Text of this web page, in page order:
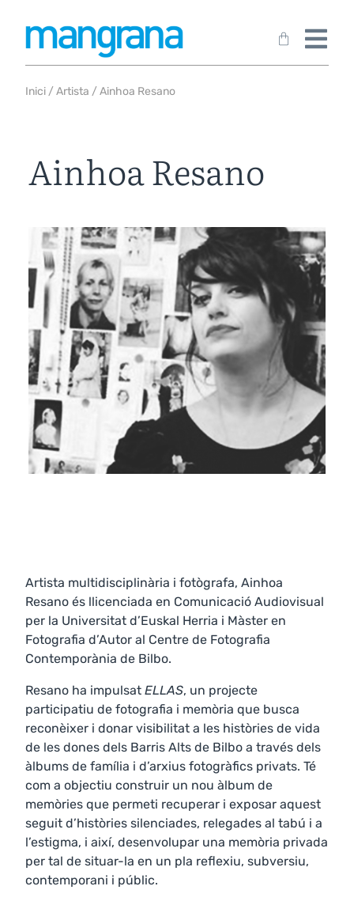
Inici /Artista / Ainhoa Resano
Ainhoa Resano
Artista multidisciplinària i fotògrafa, Ainhoa
Resano és llicenciada en Comunicació Audiovisual
per la Universitat d’Euskal Herria i Màster en
Fotografia d’Autor al Centre de Fotografia
Contemporània de Bilbo.
Resano ha impulsat ELLAS, un projecte
participatiu de fotografia i memòria que busca
reconèixer i donar visibilitat a les històries de vida
de les dones dels Barris Alts de Bilbo a través dels
àlbums de família i d’arxius fotogràfics privats. Té
com a objectiu construir un nou àlbum de
memòries que permeti recuperar i exposar aquest
seguit d’històries silenciades, relegades al tabú i a
l’estigma, i així, desenvolupar una memòria privada
per tal de situar-la en un pla reflexiu, subversiu,
contemporani i públic.